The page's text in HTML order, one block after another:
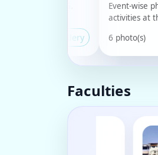
Event-wise photo album
activities at the college.
6 photo(s)
Faculties